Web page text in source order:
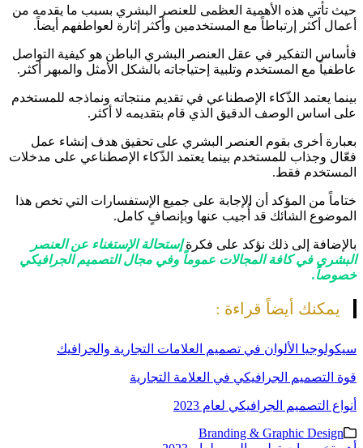
حيث تأتي هذه الأهمية العظمى للعنصر البشري بسبب ما يقدمه من
أعمال أكثر إرتباطاً مع المستخدمين وأكثر إثارة لعواطفهم أيضاً.
فأساس التفكير في عقل العنصر البشري الباطن هو كيفية التواصل
عاطفياً مع المستخدم وتلبية إحتياجاته بالشكل الأمثل والمبهر أكثر.
بينما يعتمد الذّكاء الإصطناعي في تقديم منتجاته ونماذجه للمستخدم
على اساس الوصف الدقيق الذي قام بتقديمه لا أكثر.
بعبارة أخرى بقوم العنصر البشري على تحقيق هدف إنشاء عمل
فعّال وجذاب للمستخدم بينما يعتمد الذّكاء الإصطناعي على مدخلات
المستخدم فقط.
ختاماً من المؤكد أن الإجابة على جميع الإستفسارات التي تخص هذا
الموضوع الشائك قد أُجيب عنها وبإنصافٍ كامل.
بالإضافة إلى ذلك نؤكد على فكرة إستحالة الإستغناء عن العنصر
البشري في كافة المجالات عموماً وفي مجال التصميم الجرافيكي
خصوصاً.
يمكنك أيضاً قراءة :
سيكولوجيا الألوان في تصميم العلامات التجارية والجرافيك
قوة التصميم الجرافيكي في العلامة التجارية
أنواع التصميم الجرافيكي لعام 2023
Branding & Graphic Design